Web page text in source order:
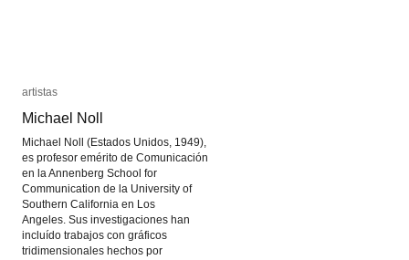
artistas
Michael Noll
Michael Noll (Estados Unidos, 1949),
es profesor emérito de Comunicación
en la Annenberg School for
Communication de la University of
Southern California en Los
Angeles. Sus investigaciones han
incluído trabajos con gráficos
tridimensionales hechos por
artistas
Michael Noll